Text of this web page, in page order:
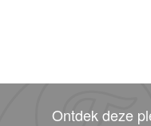
Ontdek deze